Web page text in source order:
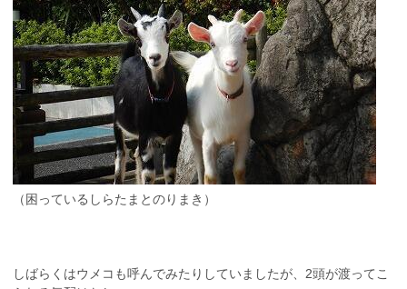
（困っているしらたまとのりまき）
しばらくはウメコも呼んでみたりしていましたが、2頭が渡ってこ